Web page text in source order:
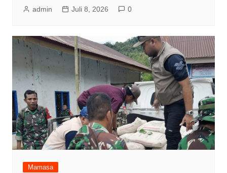
admin Juli 8, 2026 0
Mamasa